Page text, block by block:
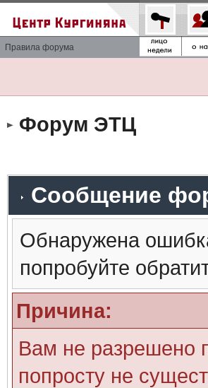
Правила форума
Форум ЭТЦ
Сообщение
Обнаружена
попробуйте
Причина:
Вам не разрешено
попросту не